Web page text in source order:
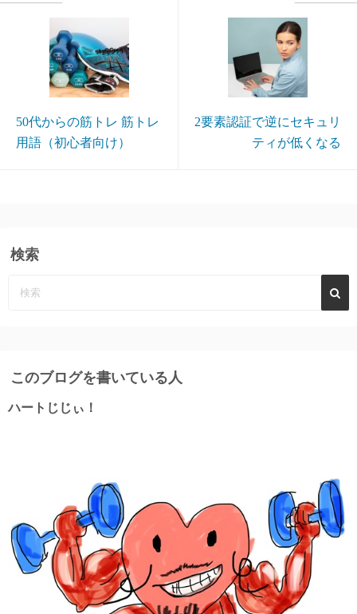
50代からの筋トレ 筋トレ
用語（初心者向け）
2要素認証で逆にセキュリ
ティが低くなる
検索
このブログを書いている人
ハートじじぃ！